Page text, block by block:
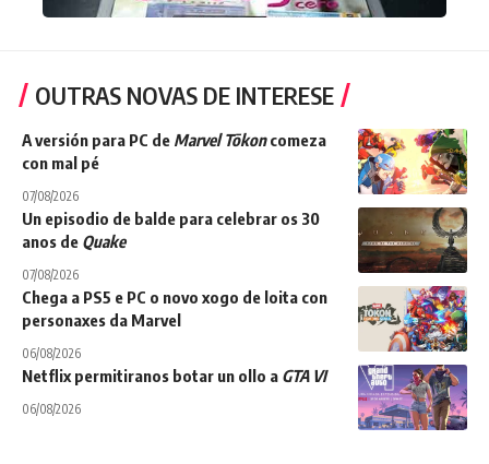
OUTRAS NOVAS DE INTERESE
A versión para PC de Marvel Tōkoncomeza
con mal pé
07/08/2026
Un episodio de balde para celebrar os 30
anos de Quake
07/08/2026
Chega a PS5 e PC o novo xogo de loita con
personaxes da Marvel
06/08/2026
Netflix permitiranos botar un ollo a GTA VI
06/08/2026